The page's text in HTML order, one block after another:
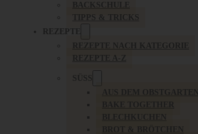
BACKSCHULE
TIPPS & TRICKS
REZEPTE
REZEPTE NACH KATEGORIE
REZEPTE A-Z
SÜSS